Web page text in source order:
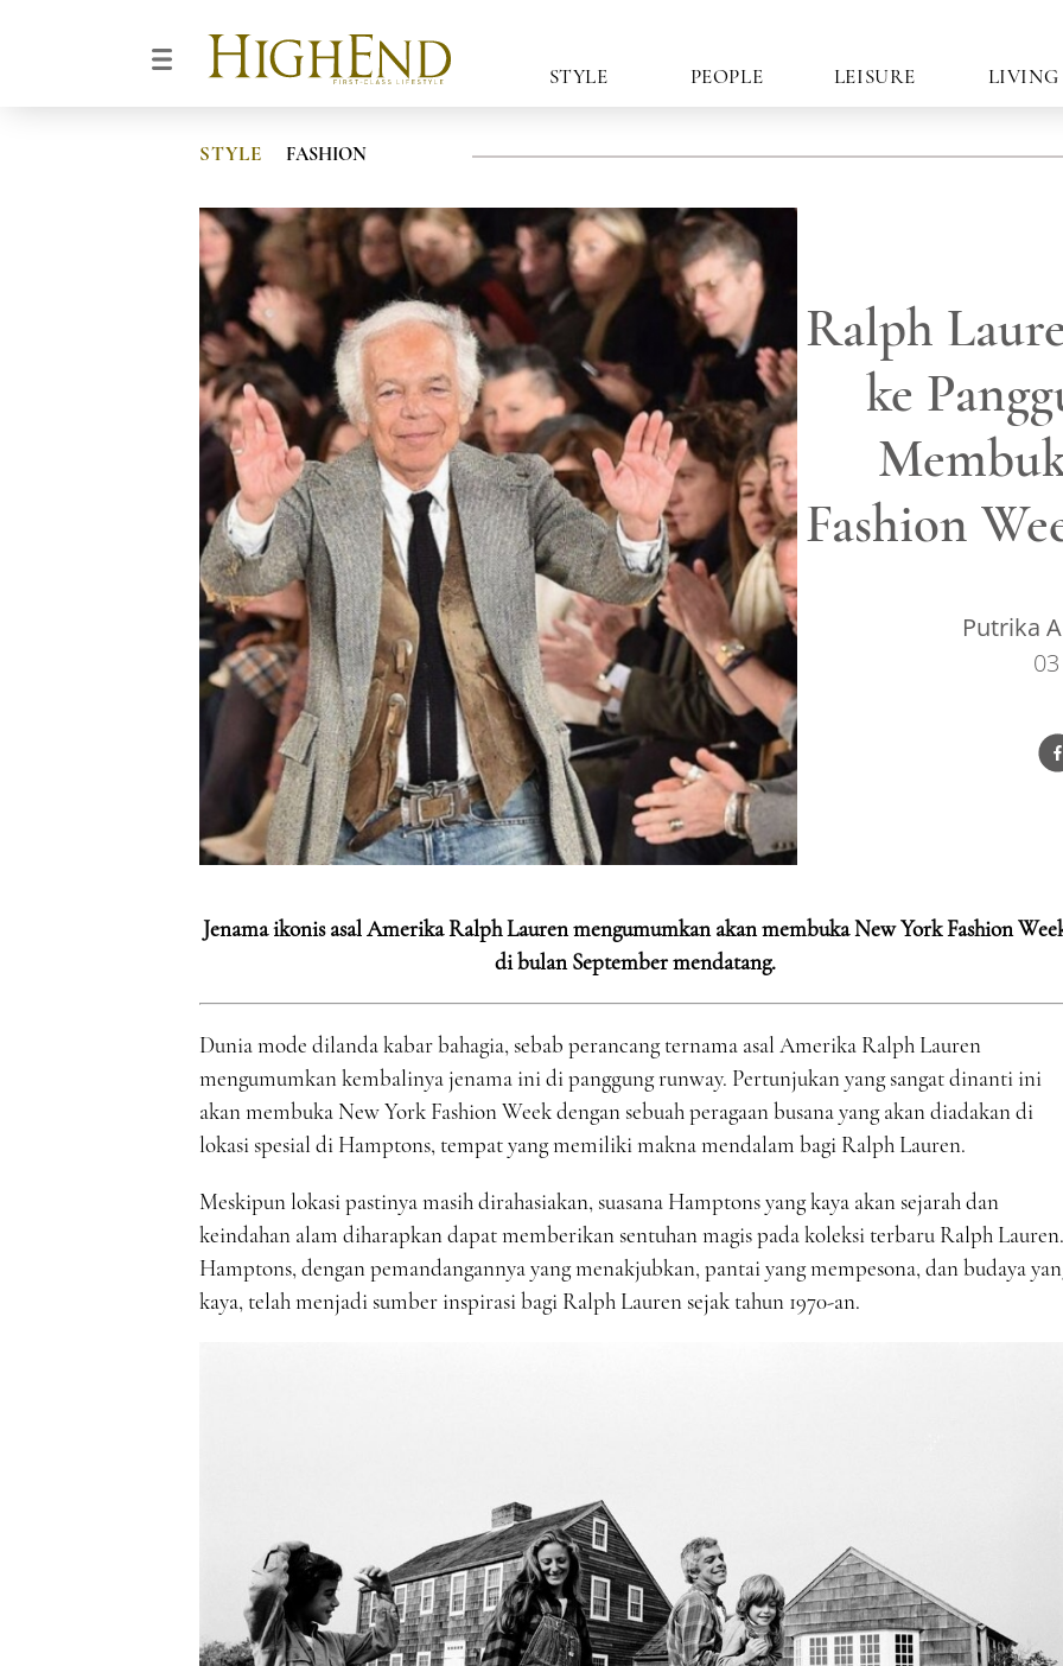
STYLE PEOPLE LEISURE LIVING
STYLE FASHION
Ralph
ke
Fashion
Putrika
Jenama ikonis asal Amerika Ralph Lauren mengumumkan akan membuka New York Fashion
di bulan September mendatang.
Dunia mode dilanda kabar bahagia, sebab perancang ternama asal Amerika Ralph Lauren
mengumumkan kembalinya jenama ini di panggung runway. Pertunjukan yang sangat dinanti ini
akan membuka New York Fashion Week dengan sebuah peragaan busana yang akan diadakan di
lokasi spesial di Hamptons, tempat yang memiliki makna mendalam bagi Ralph Lauren.
Meskipun lokasi pastinya masih dirahasiakan, suasana Hamptons yang kaya akan sejarah dan
keindahan alam diharapkan dapat memberikan sentuhan magis pada koleksi terbaru Ralph Lauren.
Hamptons, dengan pemandangannya yang menakjubkan, pantai yang mempesona, dan budaya
kaya, telah menjadi sumber inspirasi bagi Ralph Lauren sejak tahun 1970-an.